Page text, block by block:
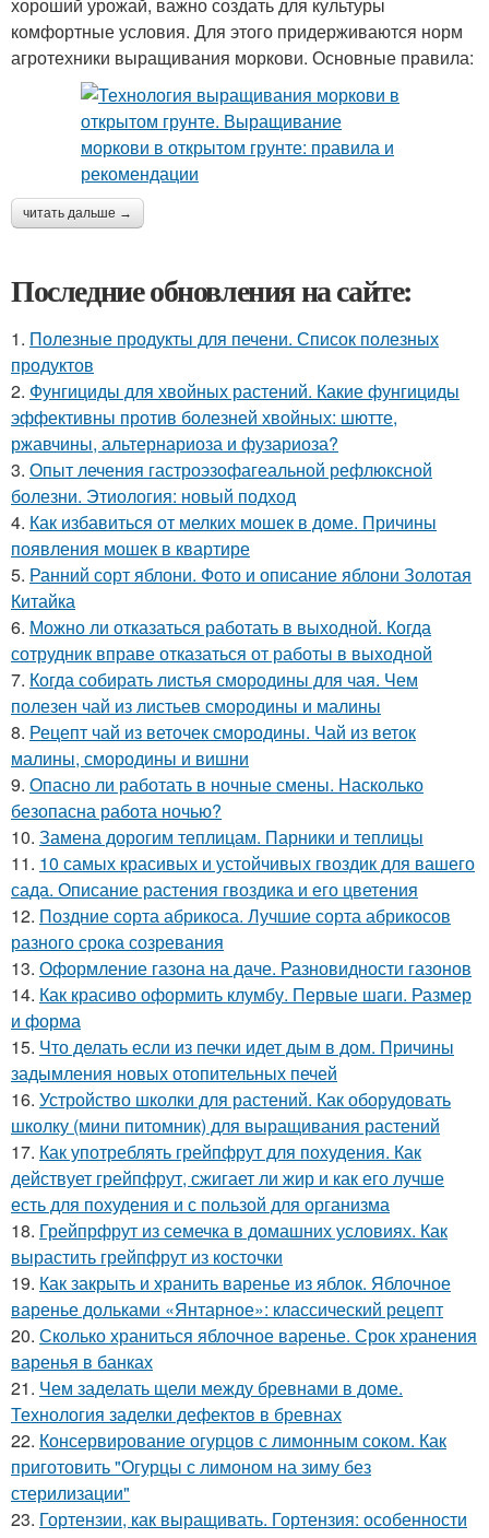
комфортные условия. Для этого придерживаются норм
агротехники выращивания моркови. Основные правила:
читать дальше →
Последние обновления на сайте:
1. Полезные продукты для печени. Список полезных
продуктов
2. Фунгициды для хвойных растений. Какие фунгициды
эффективны против болезней хвойных: шютте,
ржавчины, альтернариоза и фузариоза?
3. Опыт лечения гастроэзофагеальной рефлюксной
болезни. Этиология: новый подход
4. Как избавиться от мелких мошек в доме. Причины
появления мошек в квартире
5. Ранний сорт яблони. Фото и описание яблони Золотая
Китайка
6. Можно ли отказаться работать в выходной. Когда
сотрудник вправе отказаться от работы в выходной
7. Когда собирать листья смородины для чая. Чем
полезен чай из листьев смородины и малины
8. Рецепт чай из веточек смородины. Чай из веток
малины, смородины и вишни
9. Опасно ли работать в ночные смены. Насколько
безопасна работа ночью?
10. Замена дорогим теплицам. Парники и теплицы
11. 10 самых красивых и устойчивых гвоздик для вашего
сада. Описание растения гвоздика и его цветения
12. Поздние сорта абрикоса. Лучшие сорта абрикосов
разного срока созревания
13. Оформление газона на даче. Разновидности газонов
14. Как красиво оформить клумбу. Первые шаги. Размер
и форма
15. Что делать если из печки идет дым в дом. Причины
задымления новых отопительных печей
16. Устройство школки для растений. Как оборудовать
школку (мини питомник) для выращивания растений
17. Как употреблять грейпфрут для похудения. Как
действует грейпфрут, сжигает ли жир и как его лучше
есть для похудения и с пользой для организма
18. Грейпрфрут из семечка в домашних условиях. Как
вырастить грейпфрут из косточки
19. Как закрыть и хранить варенье из яблок. Яблочное
варенье дольками «Янтарное»: классический рецепт
20. Сколько храниться яблочное варенье. Срок хранения
варенья в банках
21. Чем заделать щели между бревнами в доме.
Технология заделки дефектов в бревнах
22. Консервирование огурцов с лимонным соком. Как
приготовить "Огурцы с лимоном на зиму без
стерилизации"
23. Гортензии, как выращивать. Гортензия: особенности